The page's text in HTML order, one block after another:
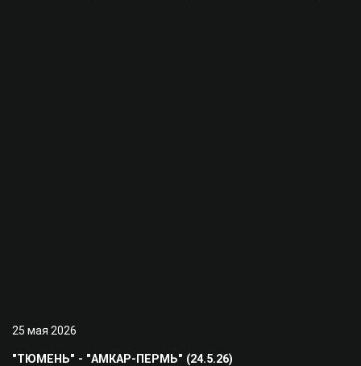
25 мая 2026
"ТЮМЕНЬ" - "АМКАР-ПЕРМЬ" (24.5.26)